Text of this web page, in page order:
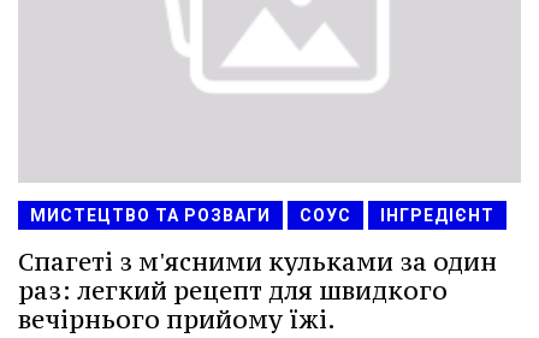
МИСТЕЦТВО ТА РОЗВАГИ СОУС ІНГРЕДІЄНТ
Спагеті з м'ясними кульками за один
раз: легкий рецепт для швидкого
вечірнього прийому їжі.